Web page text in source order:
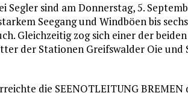
Segler sind am Donnerstag, 5.
Seegang und Windböen bis
Gleichzeitig zog sich einer der
der Stationen Greifswalder Oie
die SEENOTLEITUNG